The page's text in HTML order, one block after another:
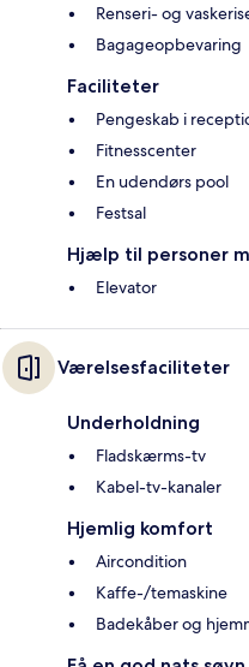
Renseri- og
Bagageopbevaring
Faciliteter
Pengeskab i
Fitnesscenter
En udendørs pool
Festsal
Hjælp til personer
Elevator
Værelsesfaciliteter
Underholdning
Fladskærms-tv
Kabel-tv-kanaler
Hjemlig komfort
Aircondition
Kaffe-/temaskine
Badekåber og